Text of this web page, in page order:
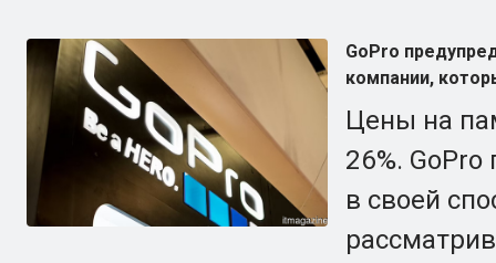
GoPro
компании,
Цены на
26%.
в своей